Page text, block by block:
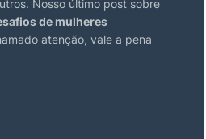
Nosso último post sobre
de mulheres
atenção, vale a pena